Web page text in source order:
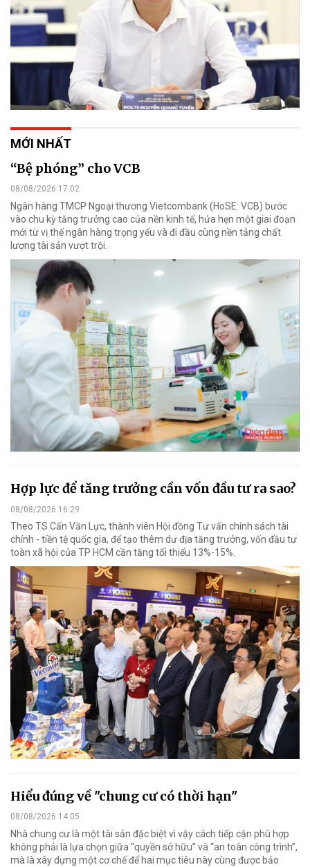
MỚI NHẤT
“Bệ phóng” cho VCB
08/08/2026 17:02
Ngân hàng TMCP Ngoại thương Vietcombank (HoSE: VCB) bước
vào chu kỳ tăng trưởng cao của nền kinh tế, hứa hẹn một giai đoạn
mới từ vị thế ngân hàng trọng yếu và đi đầu cùng nền tảng chất
lượng tài sản vượt trội.
Hợp lực để tăng trưởng cần vốn đầu tư ra sao?
08/08/2026 16:29
Theo TS Cấn Văn Lực, thành viên Hội đồng Tư vấn chính sách tài
chính - tiền tệ quốc gia, để tạo thêm dư địa tăng trưởng, vốn đầu tư
toàn xã hội của TP HCM cần tăng tối thiểu 13%-15%.
Hiểu đúng về "chung cư có thời hạn"
08/08/2026 14:05
Nhà chung cư là một tài sản đặc biệt vì vậy cách tiếp cận phù hợp
không phải là lựa chọn giữa “quyền sở hữu” và “an toàn công trình”,
mà là xây dựng một cơ chế để hai mục tiêu này cùng được bảo